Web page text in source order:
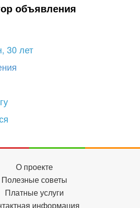
объявления
30 лет
О проекте
Полезные советы
Платные услуги
информация